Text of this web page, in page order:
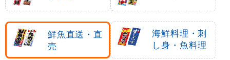
鮮魚直送・直
売
海鮮料理・刺
し身・魚料理